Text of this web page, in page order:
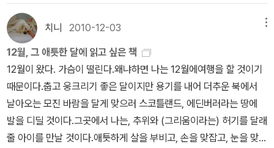
습을 영화로 담아낸 구로사와 아키라를 비롯해 시드니 루엣과 프랜시
스포드 코폴라의 비교 분석, 마틴 스콜세지, 시드니 폴락, 클린트 이스
트우드 등의 영화에 대한 철학과 그들이 만든 영화에 대한 이야기가
나온다.앞서도 말했듯이 이 책은 영화에 관한 전반적인 이야기이기
때문에 이들 감독의 모든 작품을 다루고 있지는 않다. 이 책에서 다루
는 작품들은 각 꼭지의 주제에 맞는 영화와두 모자가 좋아하는 영화
들에 대해 이야기를 하고 있다. 그래서 그런지 내겐 낯선 영화도 많았
고, 나는 좋아하는 영화인데 언급되지 않아 약간은 서운한 부분도 있
정권에 부화뇌동하여 이상한 소리를 하는, 재야사학계의 발가락때 같
은 자들과 같은 사람이라고 보는 건 큰 무리. 강단사학에 나쁜 놈들만
있는게 아니듯이 재야사학이란 이름을 업고 벌어지는 굿판에는 이런
저런 서식자들이 섞여 있다고 본다. 이덕일 소장이 제기하는 이슈를
좀더 진지하게 연구와 토론의 주제로 잡고 역사개혁을 해야하는데,
일본을 숭앙한 조종의 논문을 따라가기 위해 일본의 논문을 베끼고
조종의 논문으로 이를 reference하는 짓을 대물림하면서 교수직을
세습하는 사학계의 기득권자들에겐 바랄 수 없는 일. 이를 위해 조직
작이다. 표지를 보면 짐작할 수 있지만, 불평등에 관해서 철학자들이
어떤 말들을 했는지 소개하고 있는 책이다.'저자는 불평등한 세상에
살 수밖에 없는 인간들이 완전 평등을 꿈꾸는 유토피아 건설에 관심
을 표명할 수밖에 없다고 말한다. 사실 완전 평등만이 아니라 완전 자
유도 현실에서는 불가능이다. 아니 모든 완전함이 다 현실에서는 불
가능이다. 책은 고전 저자의 삶에 대한 간략한 소개에 이어서, 가상적
대화를 이어 나간다. 그리고는 고전의 핵심사상을 전달한다. 재미있
는 이야기 전개 방식이다.' 짐작엔 고등학생부터 읽을 수 있을 듯싶은
데, 그보다 더 낮은 연령대라면 <만화 서양 철학사>(자음과모음)도
들뜬다. 이어령님의 어머니 사색에 함께 빠져들고 싶다.로마에서 말
하다영화에 대해서 그다지 많은 지식을 보유하고 있진 않다. 그러나
영화는 좋아한다. 장르불문. 토요명화가 사라진 지금, 자꾸 그리워진
다. 옛날영화들이.. 아들과 나눈 영화이야기 라고 하니 무척 따듯한 영
화들이 많을 것 같다. 누군가가 들려주는 영화 한편이 보고싶다.여행
자의 독서책속의 이미지에 확 끌렸다. 흡입력있는 사진들이라고 할
까... 책을 읽기위해 떠나는 여행이라.. 저자는 어떤 책의 매력에 이끌
려 여행의 동기를 얻은 것인지 궁금하다.
책이 우리에게 그다지 많지 않았다는 생각이다. 따라서이 책을 통해
우리의 기억 속에오랜 추억으로 자리잡은영화의 감동적인여러 장면
과 감미로운 음악의조합을 함께 감상해보는일석이조의 효과를 얻을
수 있는 매우 유익한교양서 일까 싶어적극 추천 하고픈 책이다.시오
노 나나미님의 영화에 대한 이야기가 매우 궁금해지는 책이다. 영화
속에서 그녀는 무엇을 보고 생각하며 느꼈는지 생생한 증언을 통해
많은 명작들을 다시 떠올려감상 했으면 싶다.
치니 2010-12-03
12월, 그 애틋한 달에 읽고 싶은 책
12월이 왔다. 가슴이 떨린다.왜냐하면 나는 12월에여행을 할 것이기
때문이다.춥고 웅크리기 좋은 달이지만 용기를 내어 더추운 북에서
날아오는 모진 바람을 달게 맞으러 스코틀랜드, 에딘버러라는 땅에
발을 디딜 것이다.그곳에서 나는, 추위와 (그리움이라는) 허기를 달래
줄 아이를 만날 것이다.애틋하게 살을 부비고, 손을 맞잡고, 눈을 맞추